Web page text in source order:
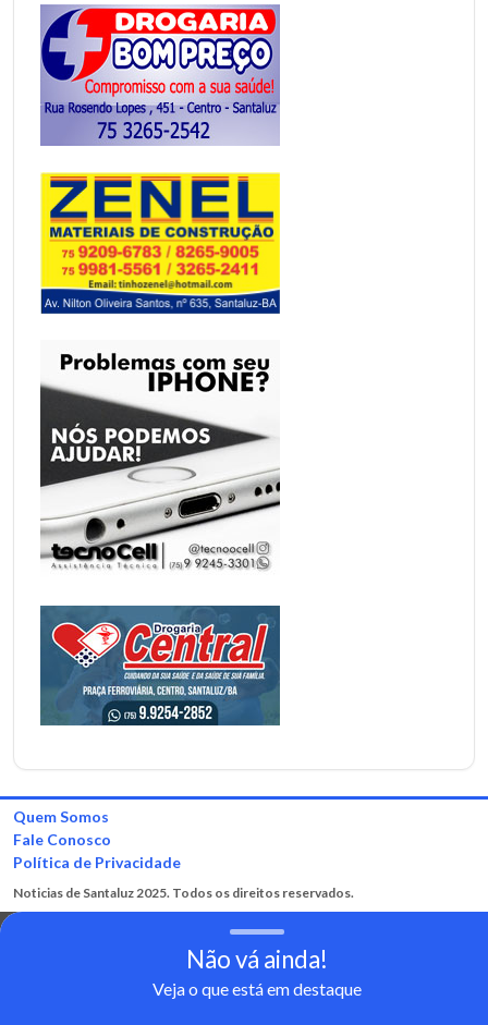
Quem Somos
Fale Conosco
Política de Privacidade
Noticias de Santaluz 2025. Todos os direitos reservados.
Não vá ainda!
Veja o que está em destaque